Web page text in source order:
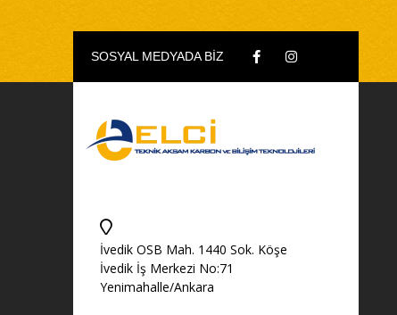
SOSYAL MEDYADA BİZ
İvedik OSB Mah. 1440 Sok. Köşe
İvedik İş Merkezi No:71
Yenimahalle/Ankara